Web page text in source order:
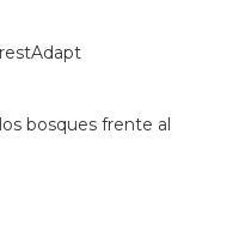
bosques frente al